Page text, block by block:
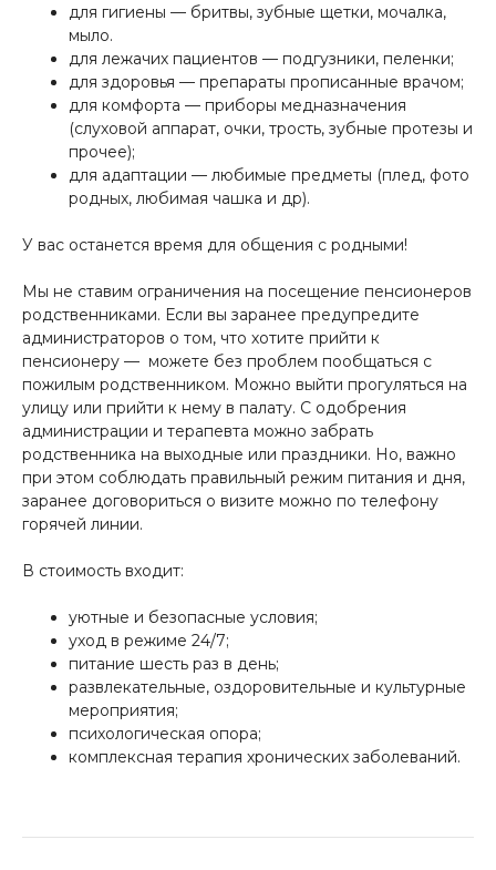
для гигиены — бритвы, зубные щетки, мочалка,
мыло.
для лежачих пациентов — подгузники, пеленки;
для здоровья — препараты прописанные врачом;
для комфорта — приборы медназначения
(слуховой аппарат, очки, трость, зубные протезы и
прочее);
для адаптации — любимые предметы (плед, фото
родных, любимая чашка и др).
У вас останется время для общения с родными!
Мы не ставим ограничения на посещение пенсионеров
родственниками. Если вы заранее предупредите
администраторов о том, что хотите прийти к
пенсионеру — можете без проблем пообщаться с
пожилым родственником. Можно выйти прогуляться на
улицу или прийти к нему в палату. С одобрения
администрации и терапевта можно забрать
родственника на выходные или праздники. Но, важно
при этом соблюдать правильный режим питания и дня,
заранее договориться о визите можно по телефону
горячей линии.
В стоимость входит:
уютные и безопасные условия;
уход в режиме 24/7;
питание шесть раз в день;
развлекательные, оздоровительные и культурные
мероприятия;
психологическая опора;
комплексная терапия хронических заболеваний.